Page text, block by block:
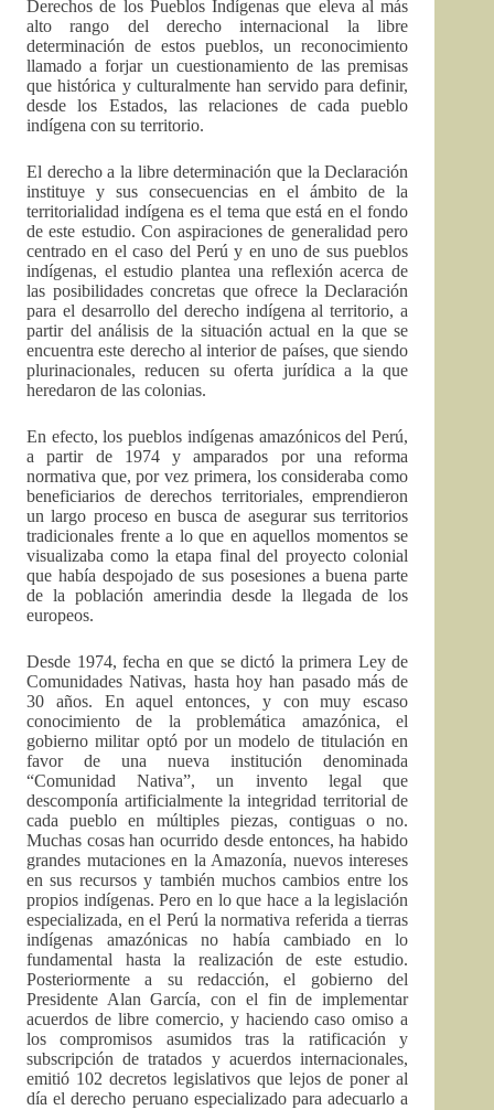
Derechos de los Pueblos Indígenas que eleva al más
alto rango del derecho internacional la libre
determinación de estos pueblos, un reconocimiento
llamado a forjar un cuestionamiento de las premisas
que histórica y culturalmente han servido para definir,
desde los Estados, las relaciones de cada pueblo
indígena con su territorio.
El derecho a la libre determinación que la Declaración
instituye y sus consecuencias en el ámbito de la
territorialidad indígena es el tema que está en el fondo
de este estudio. Con aspiraciones de generalidad pero
centrado en el caso del Perú y en uno de sus pueblos
indígenas, el estudio plantea una reflexión acerca de
las posibilidades concretas que ofrece la Declaración
para el desarrollo del derecho indígena al territorio, a
partir del análisis de la situación actual en la que se
encuentra este derecho al interior de países, que siendo
plurinacionales, reducen su oferta jurídica a la que
heredaron de las colonias.
En efecto, los pueblos indígenas amazónicos del Perú,
a partir de 1974 y amparados por una reforma
normativa que, por vez primera, los consideraba como
beneficiarios de derechos territoriales, emprendieron
un largo proceso en busca de asegurar sus territorios
tradicionales frente a lo que en aquellos momentos se
visualizaba como la etapa final del proyecto colonial
que había despojado de sus posesiones a buena parte
de la población amerindia desde la llegada de los
europeos.
Desde 1974, fecha en que se dictó la primera Ley de
Comunidades Nativas, hasta hoy han pasado más de
30 años. En aquel entonces, y con muy escaso
conocimiento de la problemática amazónica, el
gobierno militar optó por un modelo de titulación en
favor de una nueva institución denominada
“Comunidad Nativa”, un invento legal que
descomponía artificialmente la integridad territorial de
cada pueblo en múltiples piezas, contiguas o no.
Muchas cosas han ocurrido desde entonces, ha habido
grandes mutaciones en la Amazonía, nuevos intereses
en sus recursos y también muchos cambios entre los
propios indígenas. Pero en lo que hace a la legislación
especializada, en el Perú la normativa referida a tierras
indígenas amazónicas no había cambiado en lo
fundamental hasta la realización de este estudio.
Posteriormente a su redacción, el gobierno del
Presidente Alan García, con el fin de implementar
acuerdos de libre comercio, y haciendo caso omiso a
los compromisos asumidos tras la ratificación y
subscripción de tratados y acuerdos internacionales,
emitió 102 decretos legislativos que lejos de poner al
día el derecho peruano especializado para adecuarlo a